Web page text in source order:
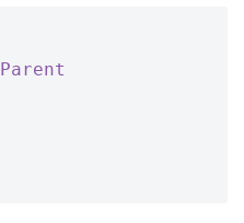
Parent